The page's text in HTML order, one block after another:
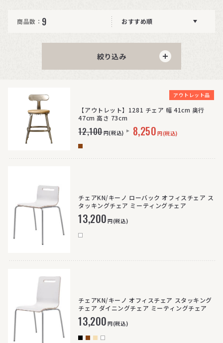
商品数： 9 おすすめ順
絞り込み
アウトレット品
【アウトレット】1281 チェア 幅 41cm 奥行
47cm 高さ 73cm
12,100円(税込) 8,250円(税込)
チェアKN/キーノ ローバック オフィスチェア ス
タッキングチェア ミーティングチェア
13,200円(税込)
チェアKN/キーノ オフィスチェア スタッキング
チェア ダイニングチェア ミーティングチェア
13,200円(税込)